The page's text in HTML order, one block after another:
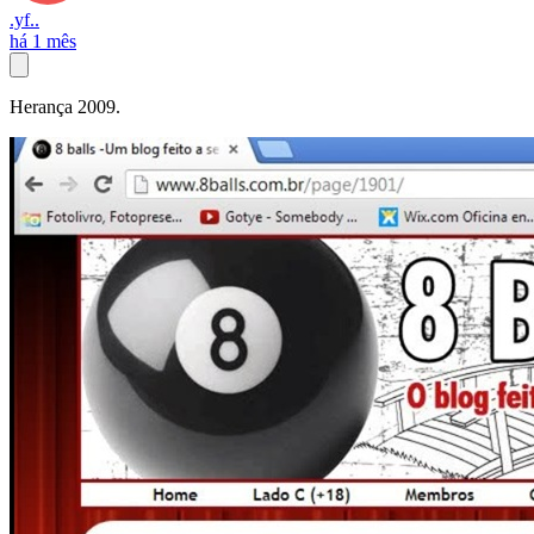
.yf..
há 1 mês
Herança 2009.